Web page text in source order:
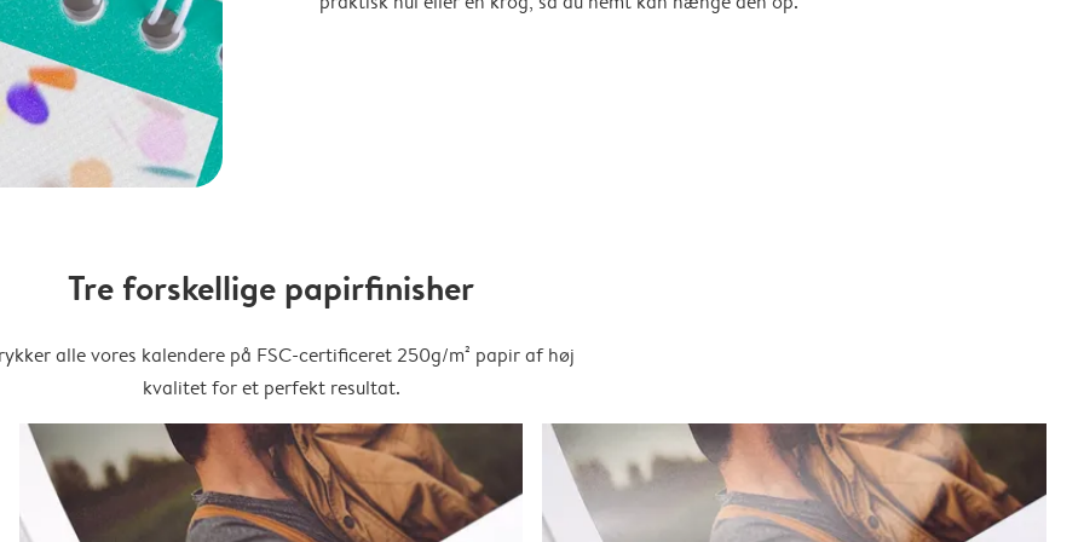
Tre forskellige papirfinisher
alle vores kalendere på FSC-certificeret 250g/m² papir af høj
kvalitet for et perfekt resultat.